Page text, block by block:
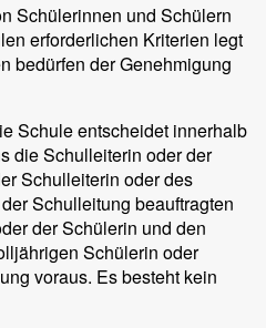
Schülerinnen und Schülern
erforderlichen Kriterien legt
bedürfen der Genehmigung
Schule entscheidet innerhalb
die Schulleiterin oder der
Schulleiterin oder des
Schulleitung beauftragten
der Schülerin und den
Schülerin oder
voraus. Es besteht kein